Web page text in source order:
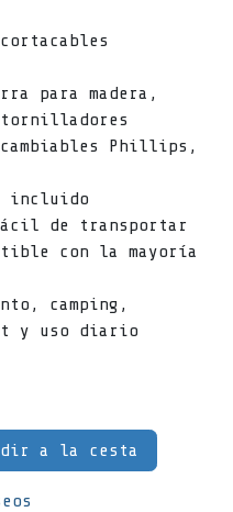
para madera,
Phillips,
incluido
de transportar
con la mayoría
camping,
y uso diario
a la cesta